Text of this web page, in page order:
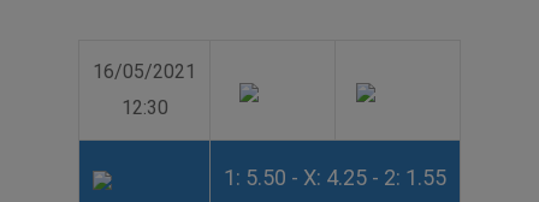
16/05/2021
12:30
1: 5.50 - X: 4.25 - 2: 1.55